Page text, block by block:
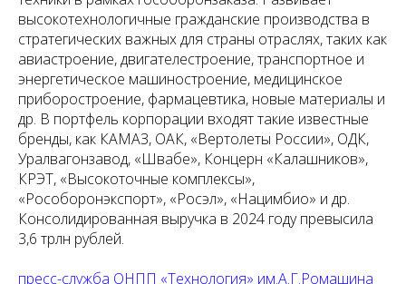
высокотехнологичные гражданские производства в
стратегических важных для страны отраслях, таких как
авиастроение, двигателестроение, транспортное и
энергетическое машиностроение, медицинское
приборостроение, фармацевтика, новые материалы и
др. В портфель корпорации входят такие известные
бренды, как КАМАЗ, ОАК, «Вертолеты России», ОДК,
Уралвагонзавод, «Швабе», Концерн «Калашников»,
КРЭТ, «Высокоточные комплексы»,
«Рособоронэкспорт», «Росэл», «Нацимбио» и др.
Консолидированная выручка в 2024 году превысила
3,6 трлн рублей.
пресс-служба ОНПП «Технология» им.А.Г.Ромашина